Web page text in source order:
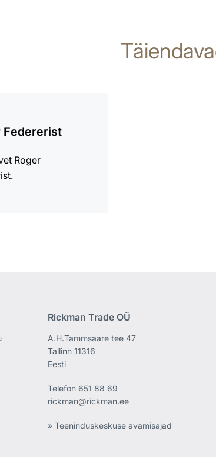
Federerist
Roger
Rickman Trade OÜ
A.H.Tammsaare tee 47
Tallinn 11316
Eesti
Telefon651 88 69
rickman@rickman.ee
» Teeninduskeskuse avamisajad